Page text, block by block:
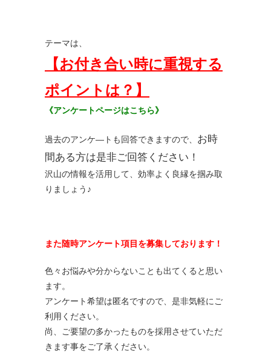
テーマは、
【お付き合い時に重視する
ポイントは？】
《アンケートページはこちら》
過去のアンケ―トも回答できますので、 お時
間ある方は是非ご回答ください！
沢山の情報を活用して、効率よく良縁を掴み取
りましょう♪
また随時アンケート項目を募集しております！
色々お悩みや分からないことも出てくると思い
ます。
アンケート希望は匿名ですので、是非気軽にご
利用ください。
尚、ご要望の多かったものを採用させていただ
きます事をご了承ください。